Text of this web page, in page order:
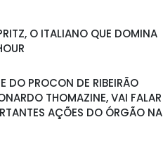
O ITALIANO QUE DOMINA
DO PROCON DE RIBEIRÃO
THOMAZINE, VAI FALAR
AÇÕES DO ÓRGÃO NA